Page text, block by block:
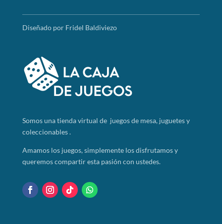
Diseñado por Fridel Baldiviezo
Somosuna tienda virtual de juegos de mesa, juguetes y
coleccionables .
Amamos los juegos, simplemente los disfrutamos y
queremos compartir esta pasión con ustedes.